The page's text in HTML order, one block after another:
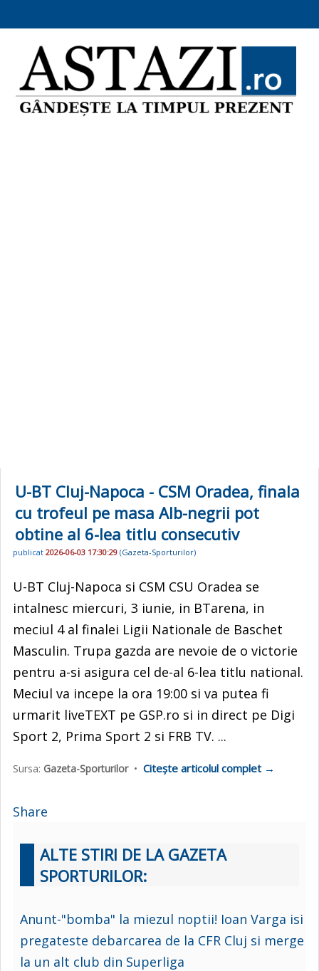
U-BT Cluj-Napoca - CSM Oradea, finala
cu trofeul pe masa Alb-negrii pot
obtine al 6-lea titlu consecutiv
publicat 2026-06-03 17:30:29 (Gazeta-Sporturilor)
U-BT Cluj-Napoca si CSM CSU Oradea se
intalnesc miercuri, 3 iunie, in BTarena, in
meciul 4 al finalei Ligii Nationale de Baschet
Masculin. Trupa gazda are nevoie de o victorie
pentru a-si asigura cel de-al 6-lea titlu national.
Meciul va incepe la ora 19:00 si va putea fi
urmarit liveTEXT pe GSP.ro si in direct pe Digi
Sport 2, Prima Sport 2 si FRB TV. ...
Sursa: Gazeta-Sporturilor• Citește articolul complet →
Share
ALTE STIRI DE LA GAZETA
SPORTURILOR:
Anunt-"bomba" la miezul noptii! Ioan Varga isi
pregateste debarcarea de la CFR Cluj si merge
la un alt club din Superliga